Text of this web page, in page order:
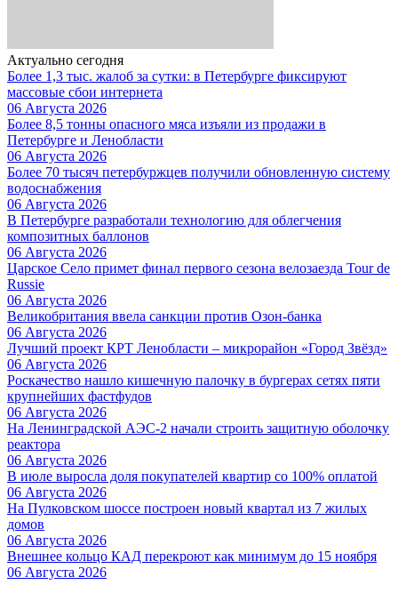
Актуально сегодня
Более 1,3 тыс. жалоб за сутки: в Петербурге фиксируют
массовые сбои интернета
06 Августа 2026
Более 8,5 тонны опасного мяса изъяли из продажи в
Петербурге и Ленобласти
06 Августа 2026
Более 70 тысяч петербуржцев получили обновленную систему
водоснабжения
06 Августа 2026
В Петербурге разработали технологию для облегчения
композитных баллонов
06 Августа 2026
Царское Село примет финал первого сезона велозаезда Tour de
Russie
06 Августа 2026
Великобритания ввела санкции против Озон-банка
06 Августа 2026
Лучший проект КРТ Ленобласти – микрорайон «Город Звёзд»
06 Августа 2026
Роскачество нашло кишечную палочку в бургерах сетях пяти
крупнейших фастфудов
06 Августа 2026
На Ленинградской АЭС-2 начали строить защитную оболочку
реактора
06 Августа 2026
В июле выросла доля покупателей квартир со 100% оплатой
06 Августа 2026
На Пулковском шоссе построен новый квартал из 7 жилых
домов
06 Августа 2026
Внешнее кольцо КАД перекроют как минимум до 15 ноября
06 Августа 2026